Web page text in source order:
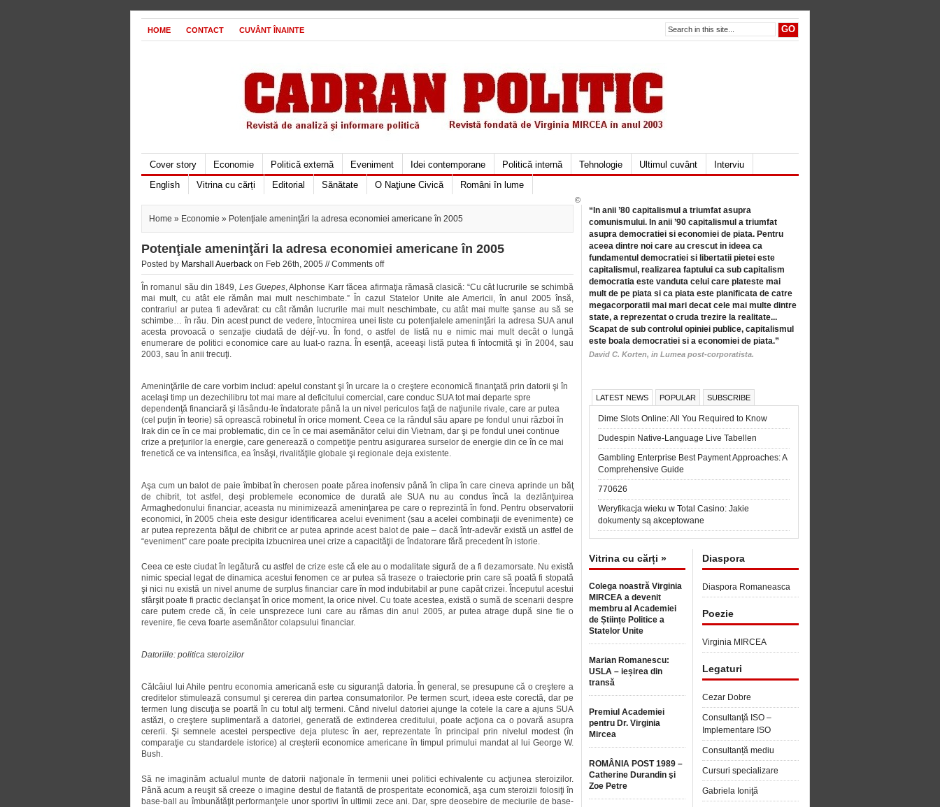
HOME CONTACT CUVÂNT ÎNAINTE
Cover story Economie Politică externă Eveniment Idei contemporane Politică internă Tehnologie Ultimul cuvânt
Interviu
English
Vitrina cu cărți Editorial Sănătate O Naţiune Civică Români în lume
Home » Economie » Potenţiale ameninţări la adresa economiei americane în 2005
Potenţiale ameninţări la adresa economiei americane în 2005
Posted by Marshall Auerback on Feb 26th, 2005 //Comments off
În romanul său din 1849, Les Guepes, Alphonse Karr făcea afirmaţia rămasă clasică: “Cu cât lucrurile se schimbă
mai mult, cu atât ele rămân mai mult neschimbate.” În cazul Statelor Unite ale Americii, în anul 2005 însă,
contrariul ar putea fi adevărat: cu cât rămân lucrurile mai mult neschimbate, cu atât mai multe şanse au să se
schimbe… în rău. Din acest punct de vedere, întocmirea unei liste cu potenţialele ameninţări la adresa SUA anul
acesta provoacă o senzaţie ciudată de déjŕ-vu. În fond, o astfel de listă nu e nimic mai mult decât o lungă
enumerare de politici economice care au luat-o razna. În esenţă, aceeaşi listă putea fi întocmită şi în 2004, sau
2003, sau în anii trecuţi.
Ameninţările de care vorbim includ: apelul constant şi în urcare la o creştere economică finanţată prin datorii şi în
acelaşi timp un dezechilibru tot mai mare al deficitului comercial, care conduc SUA tot mai departe spre
dependenţă financiară şi lăsându-le îndatorate până la un nivel periculos faţă de naţiunile rivale, care ar putea
(cel puţin în teorie) să oprească robinetul în orice moment. Ceea ce la rândul său apare pe fondul unui război în
Irak din ce în ce mai problematic, din ce în ce mai asemănător celui din Vietnam, dar şi pe fondul unei continue
crize a preţurilor la energie, care generează o competiţie pentru asigurarea surselor de energie din ce în ce mai
frenetică ce va intensifica, ea însăşi, rivalităţile globale şi regionale deja existente.
Aşa cum un balot de paie îmbibat în cherosen poate părea inofensiv până în clipa în care cineva aprinde un băţ
de chibrit, tot astfel, deşi problemele economice de durată ale SUA nu au condus încă la dezlănţuirea
Armaghedonului financiar, aceasta nu minimizează ameninţarea pe care o reprezintă în fond. Pentru observatorii
economici, în 2005 cheia este desigur identificarea acelui eveniment (sau a acelei combinaţii de evenimente) ce
ar putea reprezenta băţul de chibrit ce ar putea aprinde acest balot de paie – dacă într-adevăr există un astfel de
“eveniment” care poate precipita izbucnirea unei crize a capacităţii de îndatorare fără precedent în istorie.
Ceea ce este ciudat în legătură cu astfel de crize este că ele au o modalitate sigură de a fi dezamorsate. Nu există
nimic special legat de dinamica acestui fenomen ce ar putea să traseze o traiectorie prin care să poată fi stopată
şi nici nu există un nivel anume de surplus financiar care în mod indubitabil ar pune capăt crizei. Începutul acestui
sfârşit poate fi practic declanşat în orice moment, la orice nivel. Cu toate acestea, există o sumă de scenarii despre
care putem crede că, în cele unsprezece luni care au rămas din anul 2005, ar putea atrage după sine fie o
revenire, fie ceva foarte asemănător colapsului financiar.
Datoriile: politica steroizilor
Călcâiul lui Ahile pentru economia americană este cu siguranţă datoria. În general, se presupune că o creştere a
creditelor stimulează consumul şi cererea din partea consumatorilor. Pe termen scurt, ideea este corectă, dar pe
termen lung discuţia se poartă în cu totul alţi termeni. Când nivelul datoriei ajunge la cotele la care a ajuns SUA
astăzi, o creştere suplimentară a datoriei, generată de extinderea creditului, poate acţiona ca o povară asupra
cererii. Şi semnele acestei perspective deja plutesc în aer, reprezentate în principal prin nivelul modest (în
comparaţie cu standardele istorice) al creşterii economice americane în timpul primului mandat al lui George W.
Bush.
Să ne imaginăm actualul munte de datorii naţionale în termenii unei politici echivalente cu acţiunea steroizilor.
Până acum a reuşit să creeze o imagine destul de flatantă de prosperitate economică, aşa cum steroizii folosiţi în
base-ball au îmbunătăţit performanţele unor sportivi în ultimii zece ani. Dar, spre deosebire de meciurile de base-
“In anii ’80 capitalismul a triumfat asupra
comunismului. In anii ’90 capitalismul a triumfat
asupra democratiei si economiei de piata. Pentru
aceea dintre noi care au crescut in ideea ca
fundamentul democratiei si libertatii pietei este
capitalismul, realizarea faptului ca sub capitalism
democratia este vanduta celui care plateste mai
mult de pe piata si ca piata este planificata de catre
megacorporatii mai mari decat cele mai multe dintre
state, a reprezentat o cruda trezire la realitate...
Scapat de sub controlul opiniei publice, capitalismul
este boala democratiei si a economiei de piata.”
David C. Korten, in Lumea post-corporatista.
LATEST NEWS POPULAR SUBSCRIBE
Dime Slots Online: All You Required to Know
Dudespin Native-Language Live Tabellen
Gambling Enterprise Best Payment Approaches: A
Comprehensive Guide
770626
Weryfikacja wieku w Total Casino: Jakie
dokumenty są akceptowane
Vitrina cu cărți »
Colega noastră Virginia
MIRCEA a devenit
membru al Academiei
de Științe Politice a
Statelor Unite
Marian Romanescu:
USLA – ieșirea din
transă
Premiul Academiei
pentru Dr. Virginia
Mircea
ROMÂNIA POST 1989 –
Catherine Durandin şi
Zoe Petre
Diaspora
Diaspora Romaneasca
Poezie
Virginia MIRCEA
Legaturi
Cezar Dobre
Consultanţă ISO –
Implementare ISO
Consultanță mediu
Cursuri specializare
Gabriela Ioniţă
©